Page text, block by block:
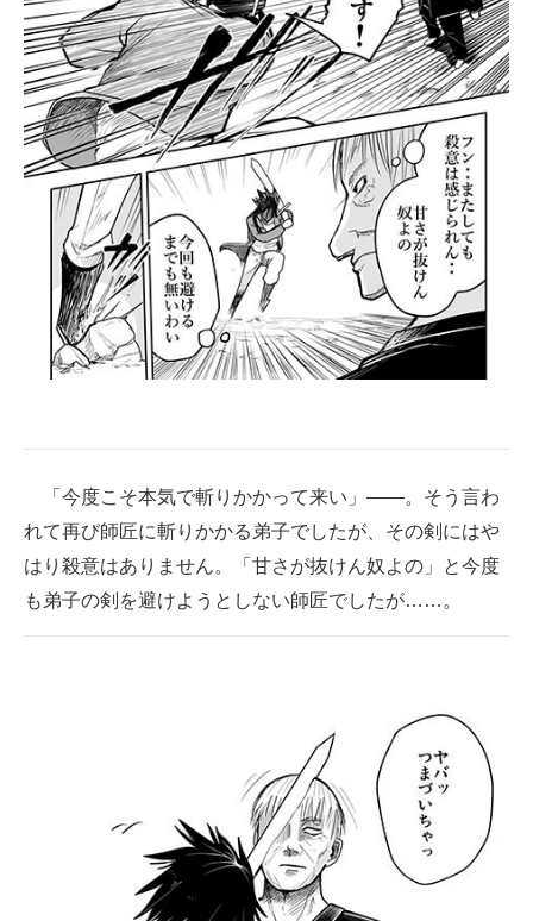
「今度こそ本気で斬りかかって来い」――。そう言わ
れて再び師匠に斬りかかる弟子でしたが、その剣にはや
はり殺意はありません。「甘さが抜けん奴よの」と今度
も弟子の剣を避けようとしない師匠でしたが……。